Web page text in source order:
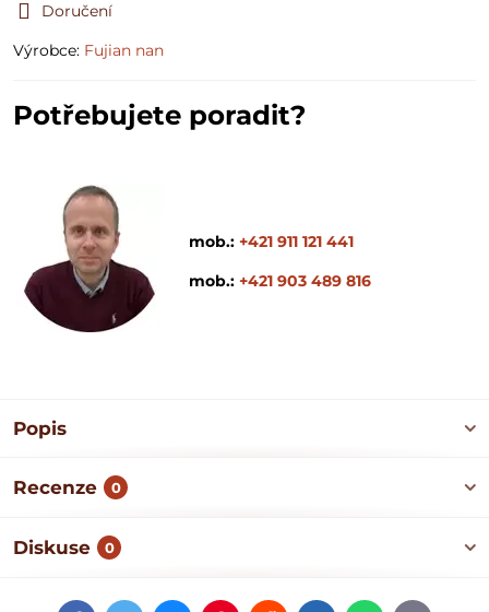
Doručení
Výrobce: Fujian nan
Potřebujete poradit?
mob.: +421 911 121 441
mob.: +421 903 489 816
Popis
Recenze 0
Diskuse 0